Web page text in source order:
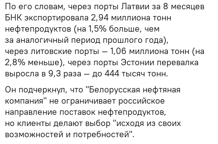
По его словам, через порты Латвии за 8 месяцев
БНК экспортировала 2,94 миллиона тонн
нефтепродуктов (на 1,5% больше, чем
за аналогичный период прошлого года),
через литовские порты — 1,06 миллиона тонн (на
2,8% меньше), через порты Эстонии перевалка
выросла в 9,3 раза — до 444 тысяч тонн.
Он подчеркнул, что "Белорусская нефтяная
компания" не ограничивает российское
направление поставок нефтепродуктов,
но клиенты делают выбор "исходя из своих
возможностей и потребностей".